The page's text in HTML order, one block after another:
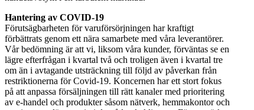
Hantering av COVID-19
Förutsägbarheten för varuförsörjningen har kraftigt
förbättrats genom ett nära samarbete med våra leverantörer.
Vår bedömning är att vi, liksom våra kunder, förväntas se en
lägre efterfrågan i kvartal två och troligen även i kvartal tre
om än i avtagande utsträckning till följd av påverkan från
restriktionerna för Covid-19. Koncernen har ett stort fokus
på att anpassa försäljningen till rätt kanaler med prioritering
av e-handel och produkter såsom nätverk, hemmakontor och